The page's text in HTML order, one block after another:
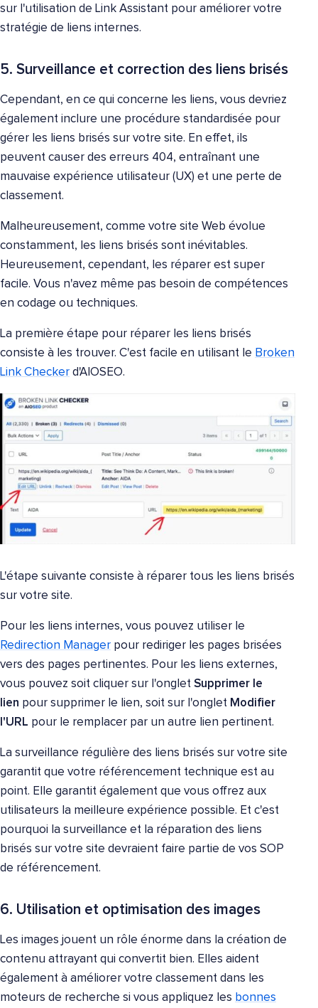
sur l'utilisation de Link Assistant pour améliorer votre
stratégie de liens internes.
5. Surveillance et correction des liens brisés
Cependant, en ce qui concerne les liens, vous devriez
également inclure une procédure standardisée pour
gérer les liens brisés sur votre site. En effet, ils
peuvent causer des erreurs 404, entraînant une
mauvaise expérience utilisateur (UX) et une perte de
classement.
Malheureusement, comme votre site Web évolue
constamment, les liens brisés sont inévitables.
Heureusement, cependant, les réparer est super
facile. Vous n'avez même pas besoin de compétences
en codage ou techniques.
La première étape pour réparer les liens brisés
consiste à les trouver. C'est facile en utilisant le Broken
Link Checker d'AIOSEO.
L'étape suivante consiste à réparer tous les liens brisés
sur votre site.
Pour les liens internes, vous pouvez utiliser le
Redirection Manager pour rediriger les pages brisées
vers des pages pertinentes. Pour les liens externes,
vous pouvez soit cliquer sur l'onglet Supprimer le
lien pour supprimer le lien, soit sur l'onglet Modifier
l'URL pour le remplacer par un autre lien pertinent.
La surveillance régulière des liens brisés sur votre site
garantit que votre référencement technique est au
point. Elle garantit également que vous offrez aux
utilisateurs la meilleure expérience possible. Et c'est
pourquoi la surveillance et la réparation des liens
brisés sur votre site devraient faire partie de vos SOP
de référencement.
6. Utilisation et optimisation des images
Les images jouent un rôle énorme dans la création de
contenu attrayant qui convertit bien. Elles aident
également à améliorer votre classement dans les
moteurs de recherche si vous appliquez les bonnes